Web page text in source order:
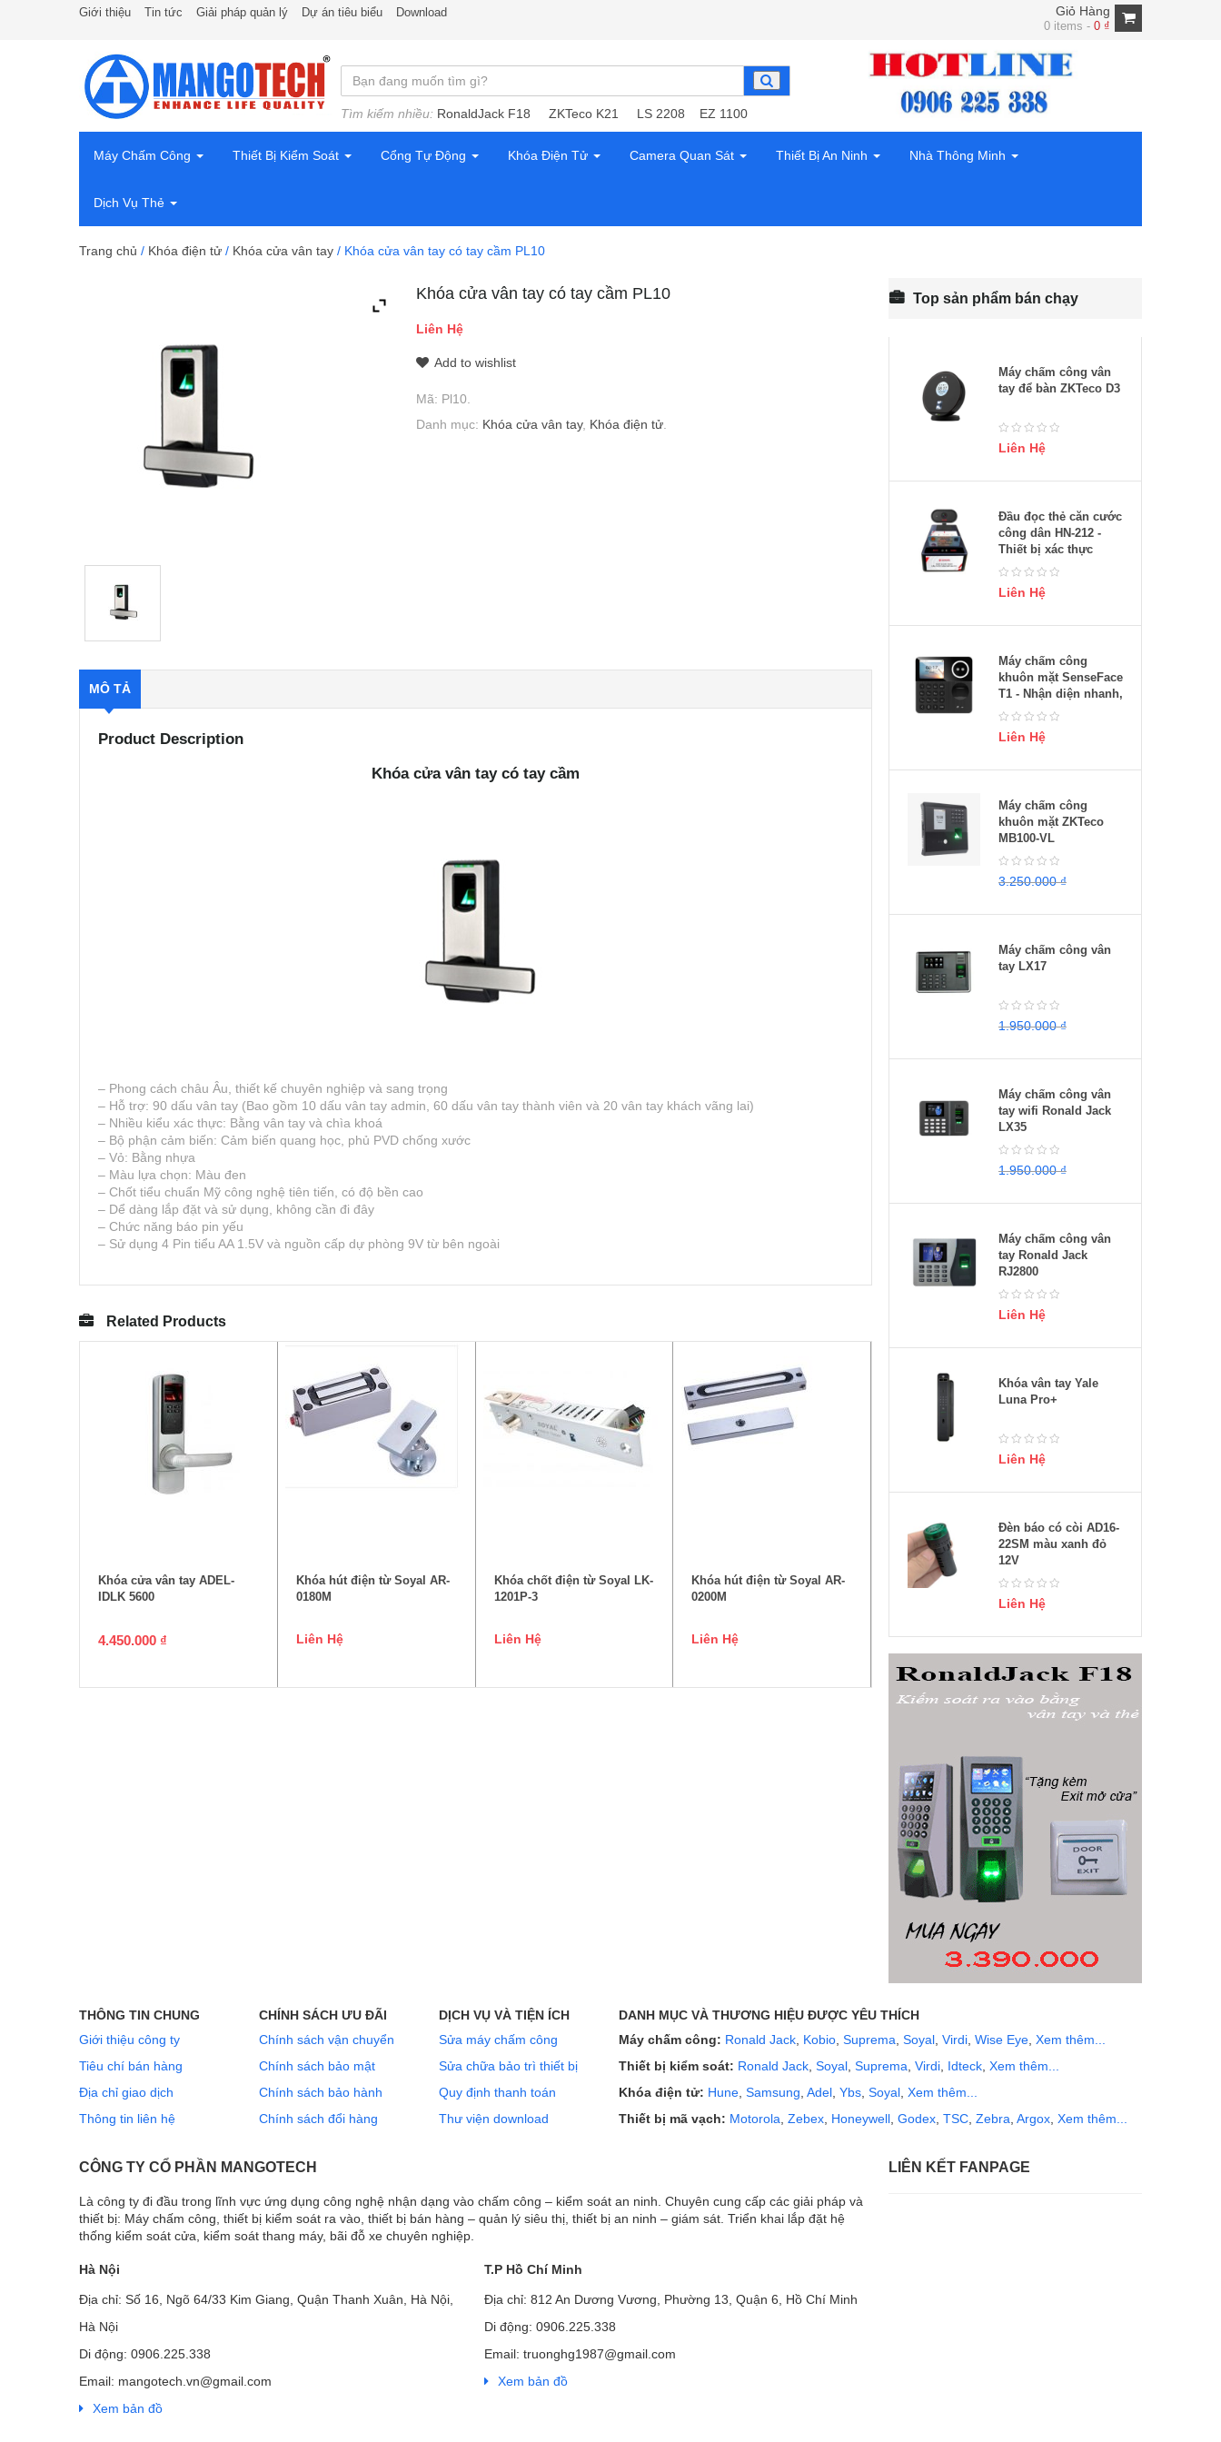
Giới thiệu Tin tức Giải pháp quản lý Dự án tiêu biểu Download Giỏ Hàng
0 items -0 ₫
Tìm kiếm nhiều: RonaldJack F18 ZKTeco K21 LS 2208 EZ 1100
Máy Chấm Công Thiết Bị Kiểm Soát Cổng Tự Động Khóa Điện Tử Camera Quan Sát Thiết Bị An Ninh Nhà Thông Minh
Dịch Vụ Thẻ
Trang chủ / Khóa điện tử / Khóa cửa vân tay / Khóa cửa vân tay có tay cầm PL10
Khóa cửa vân tay có tay cầm PL10
Liên Hệ
Add to wishlist
Mã: Pl10
Danh mục: Khóa cửa vân tay, Khóa điện tử
MÔ TẢ
Product Description
Khóa cửa vân tay có tay cầm
– Phong cách châu Âu, thiết kế chuyên nghiệp và sang trọng
– Hỗ trợ: 90 dấu vân tay (Bao gồm 10 dấu vân tay admin, 60 dấu vân tay thành viên và 20 vân tay khách vãng lai)
– Nhiều kiểu xác thực: Bằng vân tay và chìa khoá
– Bộ phận cảm biến: Cảm biến quang học, phủ PVD chống xước
– Vỏ: Bằng nhựa
– Màu lựa chọn: Màu đen
– Chốt tiểu chuẩn Mỹ công nghệ tiên tiến, có độ bền cao
– Dể dàng lắp đặt và sử dụng, không cần đi đây
– Chức năng báo pin yếu
– Sử dụng 4 Pin tiểu AA 1.5V và nguồn cấp dự phòng 9V từ bên ngoài
Related Products
Khóa cửa vân tay ADEL-
IDLK 5600
4.450.000 ₫
Khóa hút điện từ Soyal AR-
0180M
Liên Hệ
Khóa chốt điện từ Soyal LK-
1201P-3
Liên Hệ
Khóa hút điện từ Soyal AR-
0200M
Liên Hệ
Top sản phẩm bán chạy
Máy chấm công vân
tay để bàn ZKTeco D3
Liên Hệ
Đầu đọc thẻ căn cước
công dân HN-212 -
Thiết bị xác thực
thông tin nhanh
Liên Hệ
Máy chấm công
khuôn mặt SenseFace
T1 - Nhận diện nhanh,
chính xác
Liên Hệ
Máy chấm công
khuôn mặt ZKTeco
MB100-VL
3.250.000₫
Máy chấm công vân
tay LX17
1.950.000₫
Máy chấm công vân
tay wifi Ronald Jack
LX35
1.950.000₫
Máy chấm công vân
tay Ronald Jack
RJ2800
Liên Hệ
Khóa vân tay Yale
Luna Pro+
Liên Hệ
Đèn báo có còi AD16-
22SM màu xanh đỏ
12V
Liên Hệ
THÔNG TIN CHUNG
Giới thiệu công ty
Tiêu chí bán hàng
Địa chỉ giao dịch
Thông tin liên hệ
CHÍNH SÁCH ƯU ĐÃI
Chính sách vận chuyển
Chính sách bảo mật
Chính sách bảo hành
Chính sách đổi hàng
DỊCH VỤ VÀ TIỆN ÍCH
Sửa máy chấm công
Sửa chữa bảo trì thiết bị
Quy định thanh toán
Thư viện download
DANH MỤC VÀ THƯƠNG HIỆU ĐƯỢC YÊU THÍCH
Máy chấm công: Ronald Jack Kobio Suprema Soyal Virdi Wise Eye Xem thêm...
Thiết bị kiểm soát: Ronald Jack Soyal Suprema Virdi Idteck Xem thêm...
Khóa điện tử: Hune Samsung Adel Ybs Soyal Xem thêm...
Thiết bị mã vạch: Motorola Zebex Honeywell Godex TSC Zebra Argox Xem thêm...
CÔNG TY CỔ PHẦN MANGOTECH
Là công ty đi đầu trong lĩnh vực ứng dụng công nghệ nhận dạng vào chấm công – kiểm soát an ninh. Chuyên cung cấp các giải pháp và
thiết bị: Máy chấm công, thiết bị kiểm soát ra vào, thiết bị bán hàng – quản lý siêu thị, thiết bị an ninh – giám sát. Triển khai lắp đặt hệ
thống kiểm soát cửa, kiểm soát thang máy, bãi đỗ xe chuyên nghiệp.
Hà Nội
Địa chỉ: Số 16, Ngõ 64/33 Kim Giang, Quận Thanh Xuân, Hà Nội,
Hà Nội
Di động: 0906.225.338
Email: mangotech.vn@gmail.com
Xem bản đồ
T.P Hồ Chí Minh
Địa chỉ: 812 An Dương Vương, Phường 13, Quận 6, Hồ Chí Minh
Di động: 0906.225.338
Email: truonghg1987@gmail.com
Xem bản đồ
LIÊN KẾT FANPAGE